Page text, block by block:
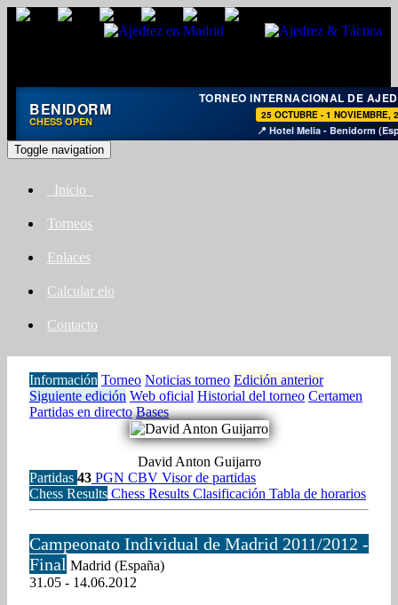
BENIDORM
CHESS OPEN
TORNEO INTERNACIONAL DE
25 OCTUBRE - 1 NOVIEMBRE,
📍 Hotel Melia - Benidorm
Toggle navigation
Inicio
Torneos
Enlaces
Calcular elo
Contacto
Información Torneo Noticias torneo Edición anterior
Siguiente edición Web oficial Historial del torneo Certamen
Partidas en directo Bases
David Anton Guijarro
Partidas 43 PGN CBV Visor de partidas
Chess Results Chess Results Clasificación Tabla de horarios
Campeonato Individual de Madrid 2011/2012 -
Final Madrid (España)
31.05 - 14.06.2012